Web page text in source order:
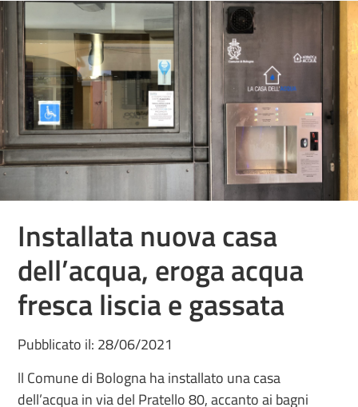
Installata nuova casa
dell’acqua, eroga acqua
fresca liscia e gassata
Pubblicato il: 28/06/2021
ll Comune di Bologna ha installato una casa
dell’acqua in via del Pratello 80, accanto ai bagni